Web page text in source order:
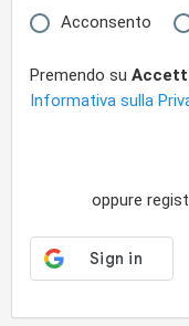
Acconsento
Premendo su
Informativa sulla
oppure